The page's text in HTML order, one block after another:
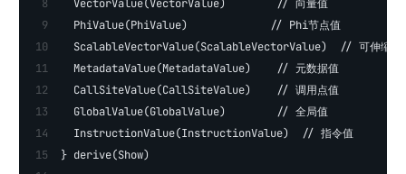
  VectorValue(VectorValue)        // 向量值
  PhiValue(PhiValue)             // Phi节点值
ScalableVectorValue(ScalableVectorValue)  // 可伸缩向
  MetadataValue(MetadataValue)    // 元数据值
  CallSiteValue(CallSiteValue)    // 调用点值
  GlobalValue(GlobalValue)        // 全局值
  InstructionValue(InstructionValue)  // 指令值
} derive(Show)